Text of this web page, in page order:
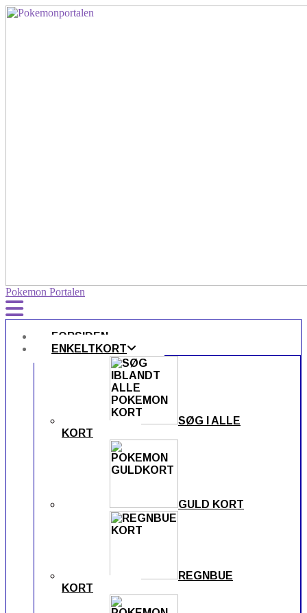
Pokemon Portalen
FORSIDEN
ENKELTKORT
SØG I ALLE
KORT
GULD KORT
REGNBUE
KORT